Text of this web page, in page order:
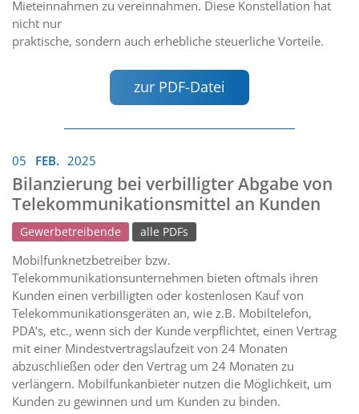
Mieteinnahmen zu vereinnahmen. Diese Konstellation hat
nicht nur
praktische, sondern auch erhebliche steuerliche Vorteile.
zur PDF-Datei
05 FEB. 2025
Bilanzierung bei verbilligter Abgabe von
Telekommunikationsmittel an Kunden
Gewerbetreibende alle PDFs
Mobilfunknetzbetreiber bzw.
Telekommunikationsunternehmen bieten oftmals ihren
Kunden einen verbilligten oder kostenlosen Kauf von
Telekommunikationsgeräten an, wie z.B. Mobiltelefon,
PDA’s, etc., wenn sich der Kunde verpflichtet, einen Vertrag
mit einer Mindestvertragslaufzeit von 24 Monaten
abzuschließen oder den Vertrag um 24 Monaten zu
verlängern. Mobilfunkanbieter nutzen die Möglichkeit, um
Kunden zu gewinnen und um Kunden zu binden.